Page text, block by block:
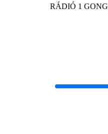
RÁDIÓ 1 GONG